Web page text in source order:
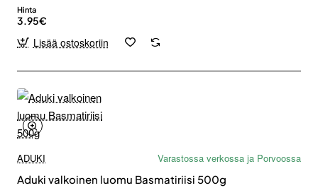
Hinta
3.95€
Lisää ostoskoriin
ADUKI
Varastossa verkossa ja Porvoossa
Aduki valkoinen luomu Basmatiriisi 500g